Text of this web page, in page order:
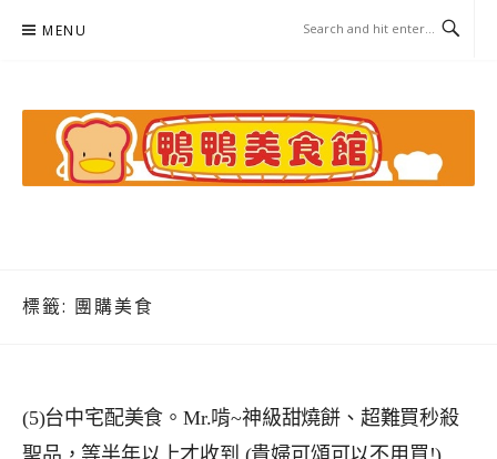
MENU
標籤: 團購美食
(5)台中宅配美食。Mr.啃~神級甜燒餅、超難買秒殺